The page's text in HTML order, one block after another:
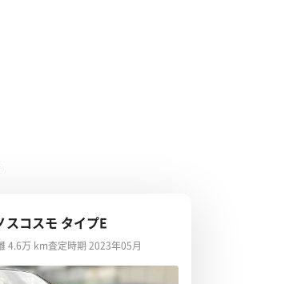
スコスモ タイプE
4.6万 km査定時期 2023年05月